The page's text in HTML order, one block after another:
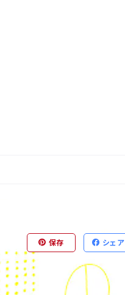
保存 シェア